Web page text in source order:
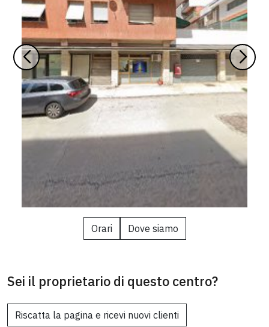
Orari Dove siamo
Sei il proprietario di questo centro?
Riscatta la pagina e ricevi nuovi clienti